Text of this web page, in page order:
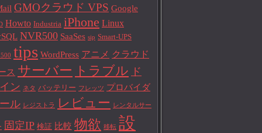
GMOクラウド VPS Google
Howto Industria iPhone Linux
NVR500 SaaSes sip Smart-UPS
tips WordPress アニメ クラウド
ス サーバー トラブル ド
ン ネタ バッテリー フレッツ プロバイダ
ル レジストラ レビュー レンタルサー
固定IP 検証 比較 物欲 移転 設